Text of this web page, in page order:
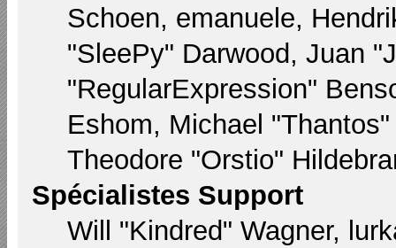
Schoen, emanuele,
"SleePy" Darwood, Juan
"RegularExpression"
Eshom, Michael
Theodore "Orstio"
Spécialistes Support
Will "Kindred" Wagner,